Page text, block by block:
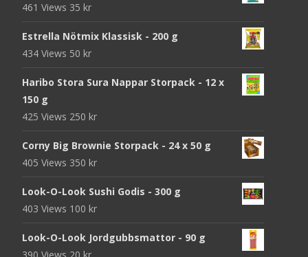
461 Views 35 kr
Estrella Nötmix Klassisk - 200 g
434 Views 50 kr
Haribo Stora Sura Nappar Storpack - 12 x
150 g
425 Views 250 kr
Corny Big Brownie Storpack - 24 x 50 g
405 Views 350 kr
Look-O-Look Sushi Godis - 300 g
403 Views 100 kr
Look-O-Look Jordgubbsmattor - 90 g